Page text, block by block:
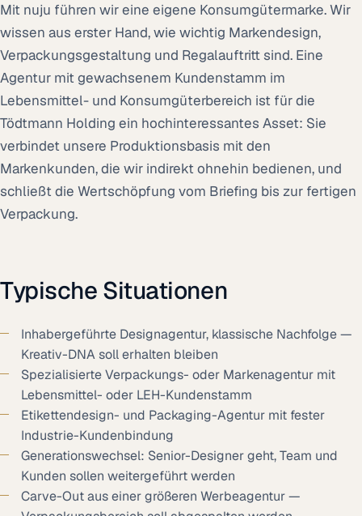
Mit nuju führen wir eine eigene Konsumgütermarke. Wir
wissen aus erster Hand, wie wichtig Markendesign,
Verpackungsgestaltung und Regalauftritt sind. Eine
Agentur mit gewachsenem Kundenstamm im
Lebensmittel- und Konsumgüterbereich ist für die
Tödtmann Holding ein hochinteressantes Asset: Sie
verbindet unsere Produktionsbasis mit den
Markenkunden, die wir indirekt ohnehin bedienen, und
schließt die Wertschöpfung vom Briefing bis zur fertigen
Verpackung.
Typische Situationen
Inhabergeführte Designagentur, klassische Nachfolge —
Kreativ-DNA soll erhalten bleiben
Spezialisierte Verpackungs- oder Markenagentur mit
Lebensmittel- oder LEH-Kundenstamm
Etikettendesign- und Packaging-Agentur mit fester
Industrie-Kundenbindung
Generationswechsel: Senior-Designer geht, Team und
Kunden sollen weitergeführt werden
Carve-Out aus einer größeren Werbeagentur —